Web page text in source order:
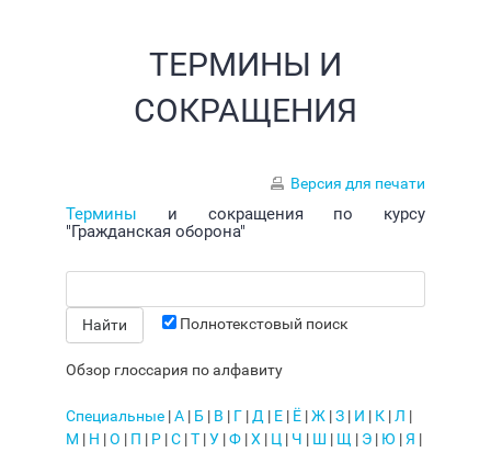
ТЕРМИНЫ И
СОКРАЩЕНИЯ
Версия для печати
Термины и сокращения по курсу
"Гражданская оборона"
Полнотекстовый поиск
Обзор глоссария по алфавиту
Специальные |А | Б | В | Г |Д | Е | Ё |Ж |З | И | К |Л |
М | Н |О | П | Р |С |Т |У |Ф |Х | Ц | Ч | Ш | Щ | Э | Ю |Я |